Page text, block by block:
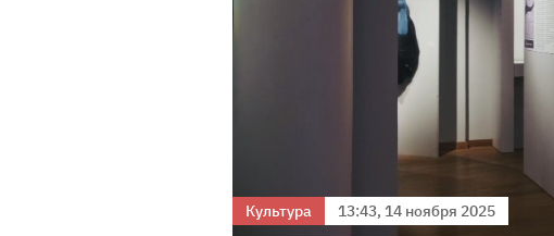
Культура
13:43, 14 ноября 2025